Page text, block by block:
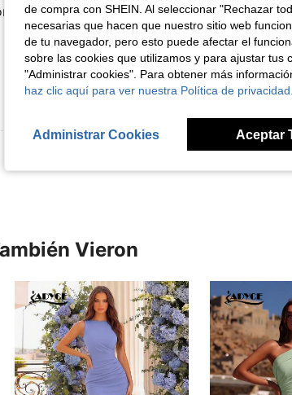
la verdad merece la pena comprarlo
Vieron
de compra con SHEIN. Al seleccionar "Rechazar
necesarias que hacen que nuestro sitio web
de tu navegador, pero esto puede afectar el
sobre las cookies que utilizamos y para ajustar tus
"Administrar cookies". Para obtener más
haz clic aquí para ver nuestra Política de privacidad.
Administrar Cookies Aceptar